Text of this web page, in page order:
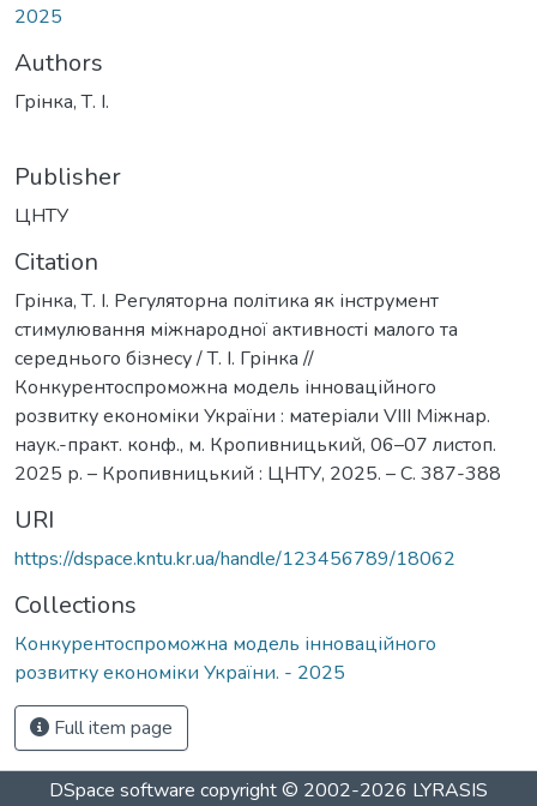
2025
Authors
Грінка, Т. І.
Publisher
ЦНТУ
Citation
Грінка, Т. І. Регуляторна політика як інструмент
стимулювання міжнародної активності малого та
середнього бізнесу / Т. І. Грінка //
Конкурентоспроможна модель інноваційного
розвитку економіки України : матеріали VІII Міжнар.
наук.-практ. конф., м. Кропивницький, 06–07 листоп.
2025 р. – Кропивницький : ЦНТУ, 2025. – С. 387-388
URI
https://dspace.kntu.kr.ua/handle/123456789/18062
Collections
Конкурентоспроможна модель інноваційного
розвитку економіки України. - 2025
Full item page
DSpace software copyright © 2002-2026 LYRASIS